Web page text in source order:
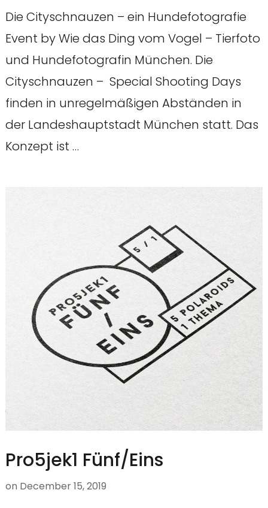
Die Cityschnauzen – ein Hundefotografie
Event by Wie das Ding vom Vogel – Tierfoto
und Hundefotografin München. Die
Cityschnauzen – Special Shooting Days
finden in unregelmäßigen Abständen in
der Landeshauptstadt München statt. Das
Konzept ist …
Pro5jek1 Fünf/Eins
on December 15, 2019